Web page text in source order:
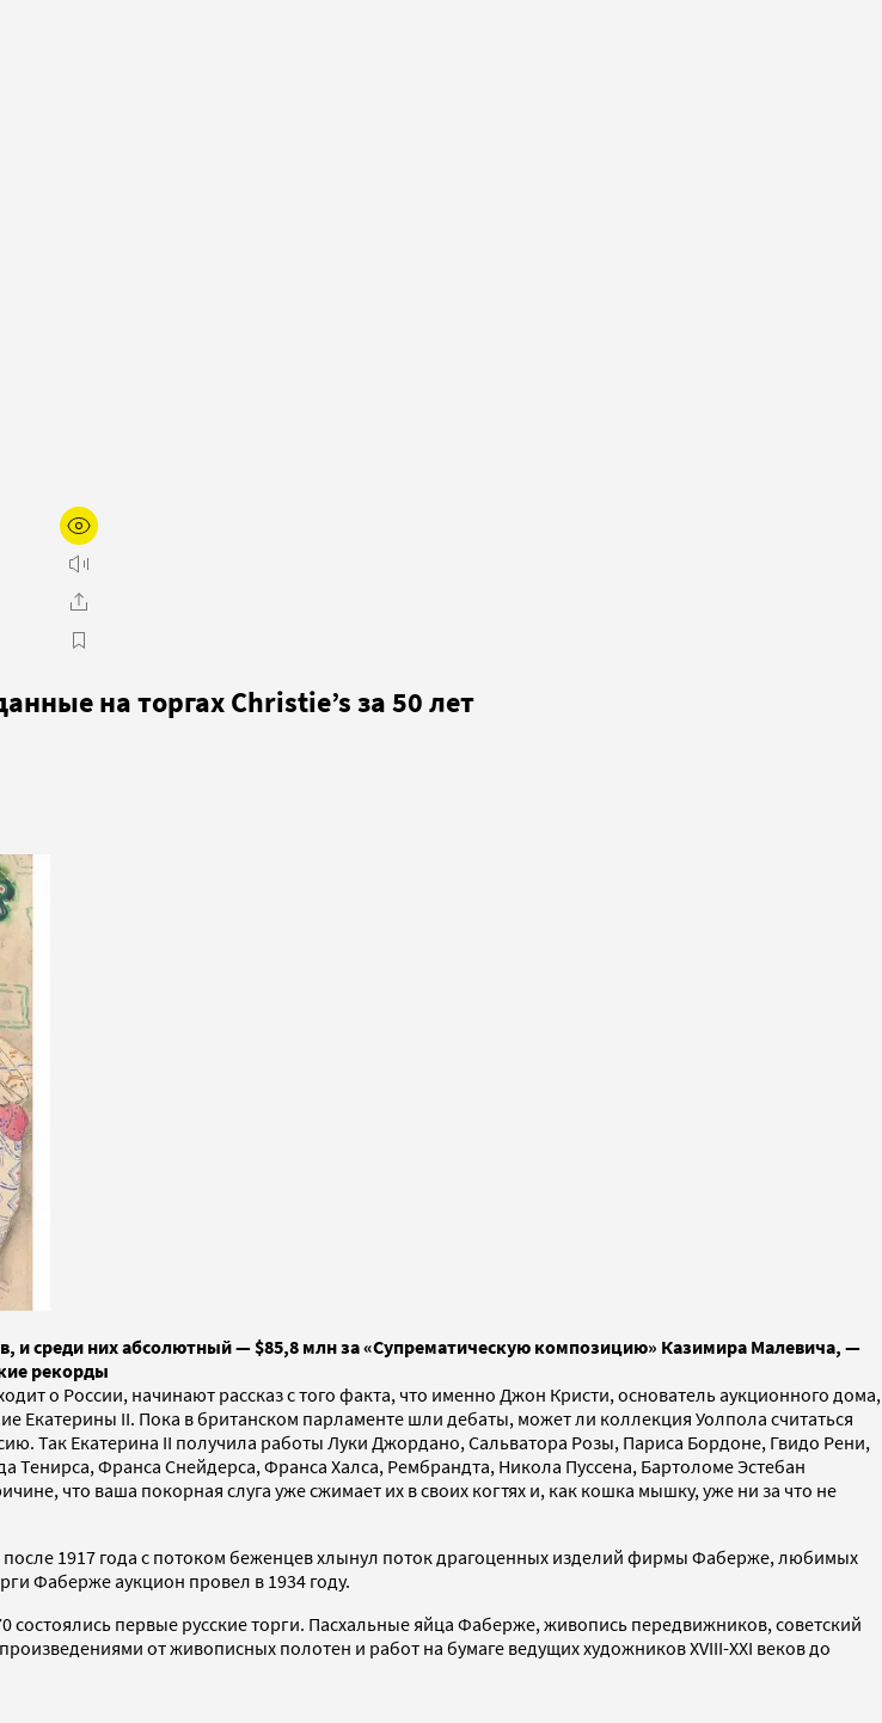
на торгах Christie’s за 50 лет
и среди них абсолютный — $85,8 млн за «Супрематическую композицию» Казимира Малевича, —
рекорды
о России, начинают рассказ с того факта, что именно Джон Кристи, основатель аукционного дома,
Екатерины II. Пока в британском парламенте шли дебаты, может ли коллекция Уолпола считаться
Так Екатерина II получила работы Луки Джордано, Сальватора Розы, Париса Бордоне, Гвидо Рени,
Тенирса, Франса Снейдерса, Франса Халса, Рембрандта, Никола Пуссена, Бартоломе Эстебан
что ваша покорная слуга уже сжимает их в своих когтях и, как кошка мышку, уже ни за что не
1917 года с потоком беженцев хлынул поток драгоценных изделий фирмы Фаберже, любимых
Фаберже аукцион провел в 1934 году.
состоялись первые русские торги. Пасхальные яйца Фаберже, живопись передвижников, советский
от живописных полотен и работ на бумаге ведущих художников XVIII-XXI веков до